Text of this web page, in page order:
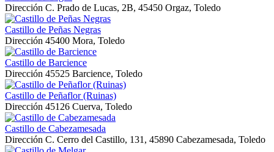
Dirección C. Prado de Lucas, 2B, 45450 Orgaz, Toledo
Castillo de Peñas Negras
Dirección 45400 Mora, Toledo
Castillo de Barcience
Dirección 45525 Barcience, Toledo
Castillo de Peñaflor (Ruinas)
Dirección 45126 Cuerva, Toledo
Castillo de Cabezamesada
Dirección C. Cerro del Castillo, 131, 45890 Cabezamesada, Toledo